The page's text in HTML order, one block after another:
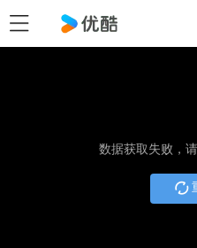
数据获取失败，